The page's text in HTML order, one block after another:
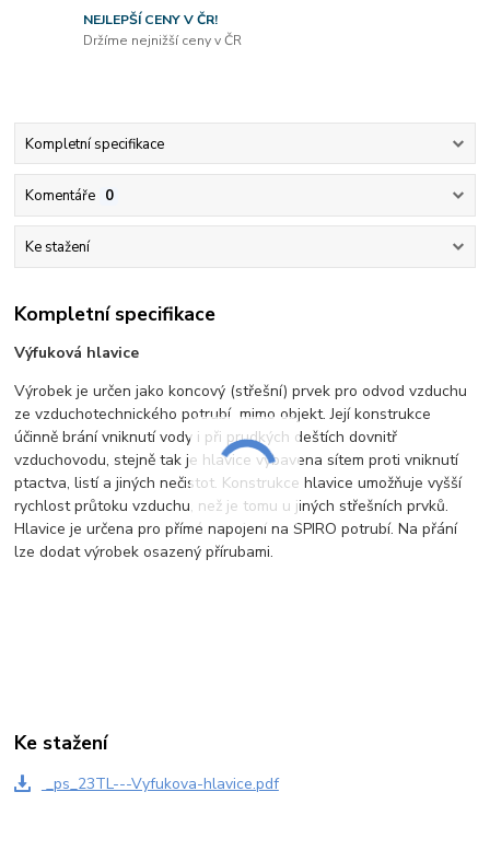
NEJLEPŠÍ CENY V ČR!
Držíme nejnižší ceny v ČR
Kompletní specifikace
Komentáře 0
Ke stažení
Kompletní specifikace
Výfuková hlavice
Výrobek je určen jako koncový (střešní) prvek pro odvod vzduchu
ze vzduchotechnického potrubí mimo objekt. Její konstrukce
účinně brání vniknutí vody i při prudkých deštích dovnitř
vzduchovodu, stejně tak je hlavice vybavena sítem proti vniknutí
ptactva, listí a jiných nečistot. Konstrukce hlavice umožňuje vyšší
rychlost průtoku vzduchu, než je tomu u jiných střešních prvků.
Hlavice je určena pro přímé napojení na SPIRO potrubí. Na přání
lze dodat výrobek osazený přírubami.
Ke stažení
_ps_23TL---Vyfukova-hlavice.pdf